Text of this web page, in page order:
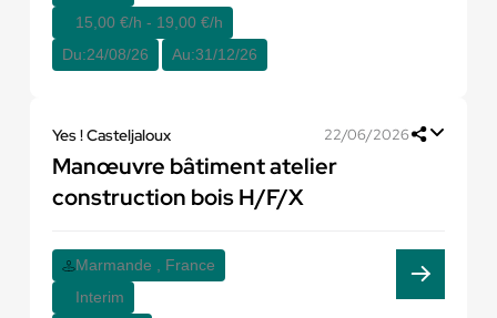
15,00 €/h - 19,00 €/h
Du:24/08/26 Au:31/12/26
Yes ! Casteljaloux 22/06/2026
Manœuvre bâtiment atelier
construction bois H/F/X
Marmande , France
Interim